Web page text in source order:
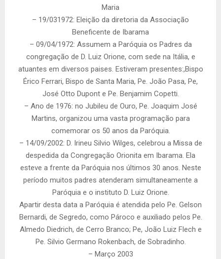
Maria
– 19/031972: Eleição da diretoria da Associação
Beneficente de Ibarama
– 09/04/1972: Assumem a Paróquia os Padres da
congregação de D. Luiz Orione, com sede na Itália, e
atuantes em diversos paises. Estiveram presentes:,Bispo
Érico Ferrari, Bispo de Santa Maria, Pe. João Pasa, Pe,
José Otto Dupont e Pe. Benjamim Copetti.
– Ano de 1976: no Jubileu de Ouro, Pe. Joaquim José
Martins, organizou uma vasta programação para
comemorar os 50 anos da Paróquia.
– 14/09/2002: D. Irineu Silvio Wilges, celebrou a Missa de
despedida da Congregação Orionita em Ibarama. Ela
esteve a frente da Paróquia nos últimos 30 anos. Neste
período muitos padres atenderam simultaneamente a
Paróquia e o instituto D. Luiz Orione.
Apartir desta data a Paróquia é atendida pelo Pe. Gelson
Bernardi, de Segredo, como Pároco e auxiliado pelos Pe.
Almedo Diedrich, de Cerro Branco; Pe, João Luiz Flech e
Pe. Silvio Germano Rokenbach, de Sobradinho.
– Março 2003